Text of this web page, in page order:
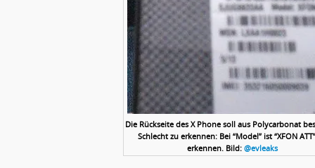
Die Rückseite des X Phone soll aus Polycarbonat
Schlecht zu erkennen: Bei “Model” ist “XFON
erkennen. Bild: @evleaks